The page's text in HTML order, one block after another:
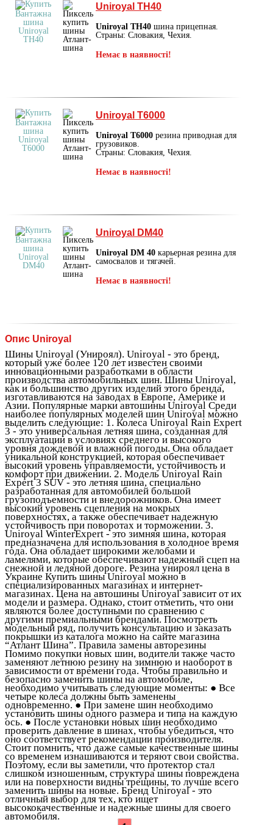
Uniroyal TH40
Uniroyal TH40 шина прицепная.
Страны: Словакия, Чехия.
Немає в наявності!
Uniroyal T6000
Uniroyal T6000 резина приводная для
грузовиков.
Страны: Словакия, Чехия.
Немає в наявності!
Uniroyal DM40
Uniroyal DM 40 карьерная резина для
самосвалов и тягачей.
Немає в наявності!
Опис Uniroyal
Шины Uniroyal (Унироял). Uniroyal - это бренд,
который уже более 120 лет известен своими
инновационными разработками в области
производства автомобильных шин. Шины Uniroyal,
как и большинство других изделий этого бренда,
изготавливаются на заводах в Европе, Америке и
Азии. Популярные марки автошины Uniroyal Среди
наиболее популярных моделей шин Uniroyal можно
выделить следующие: 1. Колеса Uniroyal Rain Expert
3 - это универсальная летняя шина, созданная для
эксплуатации в условиях среднего и высокого
уровня дождевой и влажной погоды. Она обладает
уникальной конструкцией, которая обеспечивает
высокий уровень управляемости, устойчивость и
комфорт при движении. 2. Модель Uniroyal Rain
Expert 3 SUV - это летняя шина, специально
разработанная для автомобилей большой
грузоподъемности и внедорожников. Она имеет
высокий уровень сцепления на мокрых
поверхностях, а также обеспечивает надежную
устойчивость при поворотах и торможении. 3.
Uniroyal WinterExpert - это зимняя шина, которая
предназначена для использования в холодное время
года. Она обладает широкими желобами и
ламелями, которые обеспечивают надежный сцеп на
снежной и ледяной дороге. Резина унироял цена в
Украине Купить шины Uniroyal можно в
специализированных магазинах и интернет-
магазинах. Цена на автошины Uniroyal зависит от их
модели и размера. Однако, стоит отметить, что они
являются более доступными по сравнению с
другими премиальными брендами. Посмотреть
модельный ряд, получить консультацию и заказать
покрышки из каталога можно на сайте магазина
“Атлант Шина”. Правила замены авторезины
Помимо покупки новых шин, водители также часто
заменяют летнюю резину на зимнюю и наоборот в
зависимости от времени года. Чтобы правильно и
безопасно заменить шины на автомобиле,
необходимо учитывать следующие моменты: ● Все
четыре колеса должны быть заменены
одновременно. ● При замене шин необходимо
установить шины одного размера и типа на каждую
ось. ● После установки новых шин необходимо
проверить давление в шинах, чтобы убедиться, что
оно соответствует рекомендации производителя.
Стоит помнить, что даже самые качественные шины
со временем изнашиваются и теряют свои свойства.
Поэтому, если вы заметили, что протектор стал
слишком изношенным, структура шины повреждена
или на поверхности видны трещины, то лучше всего
заменить шины на новые. Бренд Uniroyal - это
отличный выбор для тех, кто ищет
высококачественные и надежные шины для своего
автомобиля.